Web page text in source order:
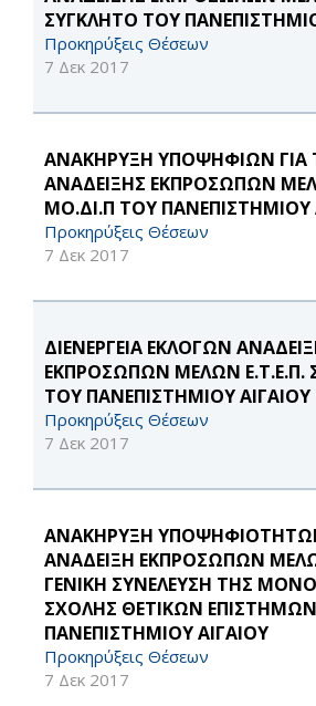
ΣΥΓΚΛΗΤΟ ΤΟΥ
Προκηρύξεις Θέσεων
7 Δεκ 2017
ΑΝΑΚΗΡΥΞΗ ΥΠΟΨΗΦΙΩΝ ΓΙΑ
ΑΝΑΔΕΙΞΗΣ ΕΚΠΡΟΣΩΠΩΝ
ΜΟ.ΔΙ.Π ΤΟΥ ΠΑΝΕΠΙΣΤΗΜΙΟΥ
Προκηρύξεις Θέσεων
7 Δεκ 2017
ΔΙΕΝΕΡΓΕΙΑ ΕΚΛΟΓΩΝ
ΕΚΠΡΟΣΩΠΩΝ ΜΕΛΩΝ Ε.Τ.Ε.Π.
ΤΟΥ ΠΑΝΕΠΙΣΤΗΜΙΟΥ ΑΙΓΑΙΟΥ
Προκηρύξεις Θέσεων
7 Δεκ 2017
ΑΝΑΚΗΡΥΞΗ
ΑΝΑΔΕΙΞΗ ΕΚΠΡΟΣΩΠΩΝ
ΓΕΝΙΚΗ ΣΥΝΕΛΕΥΣΗ ΤΗΣ
ΣΧΟΛΗΣ ΘΕΤΙΚΩΝ
ΠΑΝΕΠΙΣΤΗΜΙΟΥ ΑΙΓΑΙΟΥ
Προκηρύξεις Θέσεων
7 Δεκ 2017